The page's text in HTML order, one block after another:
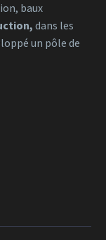
baux
dans les
un pôle de